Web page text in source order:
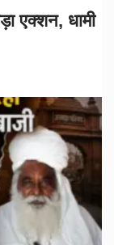
एक्शन, धामी